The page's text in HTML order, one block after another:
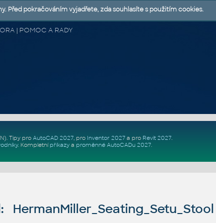
| POMOC A RADY
. Tipy pro AutoCAD 2027, pro Inventor 2027a pro Revit 2027.
. Kompletní příkazya proměnné AutoCADu 2027.
HermanMiller_Seating_Setu_Stool
Před pokračováním vyjadřete, zda souhlasíte s použitím cookies.